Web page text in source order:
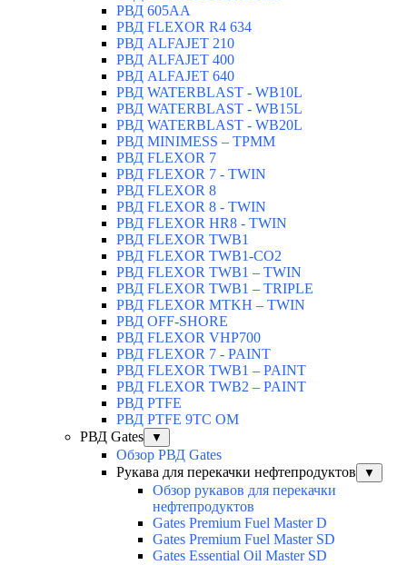
РВД 605AA
РВД FLEXOR R4 634
РВД ALFAJET 210
РВД ALFAJET 400
РВД ALFAJET 640
РВД WATERBLAST - WB10L
РВД WATERBLAST - WB15L
РВД WATERBLAST - WB20L
РВД MINIMESS – TPMM
РВД FLEXOR 7
РВД FLEXOR 7 - TWIN
РВД FLEXOR 8
РВД FLEXOR 8 - TWIN
РВД FLEXOR HR8 - TWIN
РВД FLEXOR TWB1
РВД FLEXOR TWB1-CO2
РВД FLEXOR TWB1 – TWIN
РВД FLEXOR TWB1 – TRIPLE
РВД FLEXOR MTKH – TWIN
РВД OFF-SHORE
РВД FLEXOR VHP700
РВД FLEXOR 7 - PAINT
РВД FLEXOR TWB1 – PAINT
РВД FLEXOR TWB2 – PAINT
РВД PTFE
РВД PTFE 9TC OM
РВД Gates
▼
Обзор РВД Gates
Рукава для перекачки нефтепродуктов
▼
Обзор рукавов для перекачки
нефтепродуктов
Gates Premium Fuel Master D
Gates Premium Fuel Master SD
Gates Essential Oil Master SD